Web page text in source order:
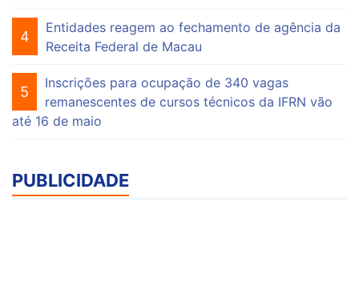
4
Entidades reagem ao fechamento de agência da
Receita Federal de Macau
5
Inscrições para ocupação de 340 vagas
remanescentes de cursos técnicos da IFRN vão
até 16 de maio
PUBLICIDADE